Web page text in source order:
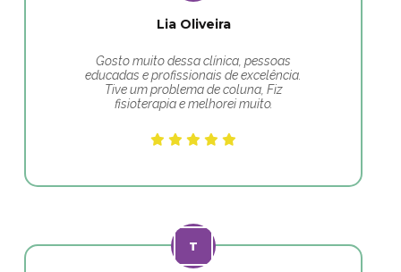
Lia Oliveira
Gosto muito dessa clínica, pessoas
educadas e profissionais de excelência.
Tive um problema de coluna, Fiz
fisioterapia e melhorei muito.